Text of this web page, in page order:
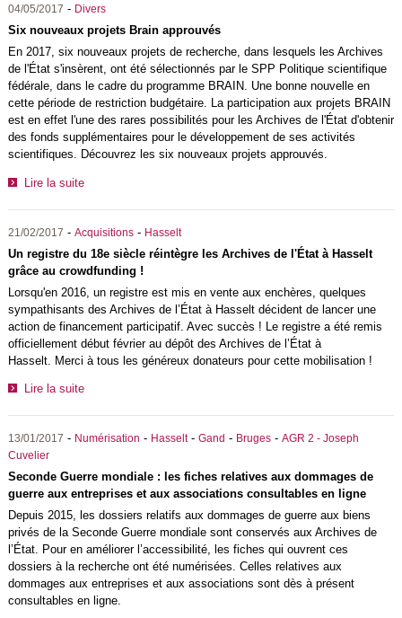
04/05/2017 - Divers
Six nouveaux projets Brain approuvés
En 2017, six nouveaux projets de recherche, dans lesquels les Archives
de l'État s'insèrent, ont été sélectionnés par le SPP Politique scientifique
fédérale, dans le cadre du programme BRAIN. Une bonne nouvelle en
cette période de restriction budgétaire. La participation aux projets BRAIN
est en effet l'une des rares possibilités pour les Archives de l'État d'obtenir
des fonds supplémentaires pour le développement de ses activités
scientifiques. Découvrez les six nouveaux projets approuvés.
Lire la suite
21/02/2017 - Acquisitions- Hasselt
Un registre du 18e siècle réintègre les Archives de l'État à Hasselt
grâce au crowdfunding !
Lorsqu'en 2016, un registre est mis en vente aux enchères, quelques
sympathisants des Archives de l’État à Hasselt décident de lancer une
action de financement participatif. Avec succès ! Le registre a été remis
officiellement début février au dépôt des Archives de l’État à
Hasselt. Merci à tous les généreux donateurs pour cette mobilisation !
Lire la suite
13/01/2017 - Numérisation - Hasselt- Gand - Bruges- AGR 2 - Joseph
Cuvelier
Seconde Guerre mondiale : les fiches relatives aux dommages de
guerre aux entreprises et aux associations consultables en ligne
Depuis 2015, les dossiers relatifs aux dommages de guerre aux biens
privés de la Seconde Guerre mondiale sont conservés aux Archives de
l’État. Pour en améliorer l’accessibilité, les fiches qui ouvrent ces
dossiers à la recherche ont été numérisées. Celles relatives aux
dommages aux entreprises et aux associations sont dès à présent
consultables en ligne.